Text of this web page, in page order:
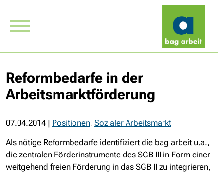
Reformbedarfe in der
Arbeitsmarktförderung
07.04.2014 | Positionen, Sozialer Arbeitsmarkt
Als nötige Reformbedarfe identifiziert die bag arbeit u.a.,
die zentralen Förderinstrumente des SGB III in Form einer
weitgehend freien Förderung in das SGB II zu integrieren,